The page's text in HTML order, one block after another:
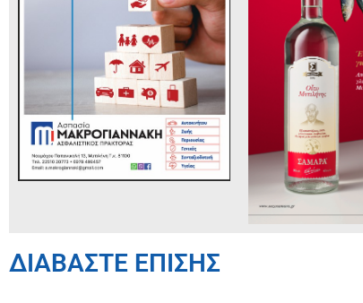
ΔΙΑΒΑΣΤΕ ΕΠΙΣΗΣ